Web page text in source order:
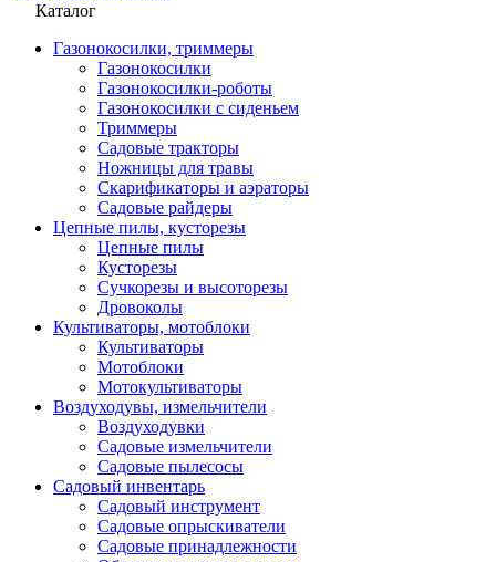
Каталог
Газонокосилки, триммеры
Газонокосилки
Газонокосилки-роботы
Газонокосилки с сиденьем
Триммеры
Садовые тракторы
Ножницы для травы
Скарификаторы и аэраторы
Садовые райдеры
Цепные пилы, кусторезы
Цепные пилы
Кусторезы
Сучкорезы и высоторезы
Дровоколы
Культиваторы, мотоблоки
Культиваторы
Мотоблоки
Мотокультиваторы
Воздуходувы, измельчители
Воздуходувки
Садовые измельчители
Садовые пылесосы
Садовый инвентарь
Садовый инструмент
Садовые опрыскиватели
Садовые принадлежности